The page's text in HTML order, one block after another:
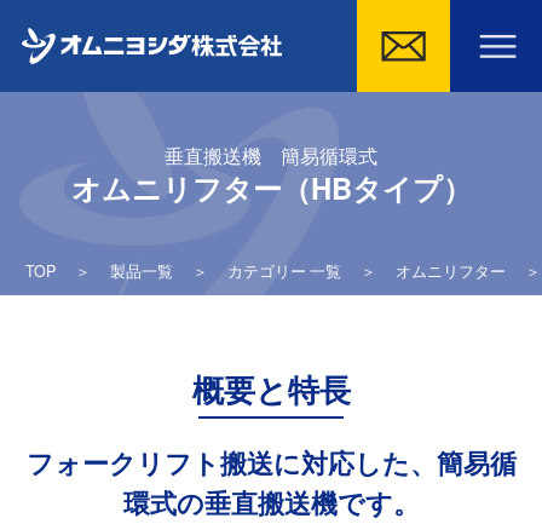
垂直搬送機 簡易循環式
オムニリフター（HBタイプ）
TOP＞ 製品一覧 ＞ カテゴリー 一覧 ＞ オムニリフター
概要と特長
フォークリフト搬送に対応した、簡易循
環式の垂直搬送機です。